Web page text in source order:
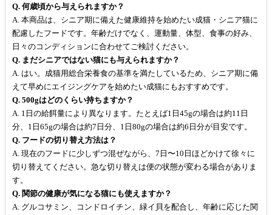
Q. 何歳頃から与えられますか？
A. 本商品は、シニア期に備えた健康維持を始めたい成猫・シニア猫に
配慮したフードです。年齢だけでなく、運動量、体型、食事の好み、
日々のコンディションに合わせてご検討ください。
Q. まだシニアではない猫にも与えられますか？
A. はい。成猫用総合栄養食の基準を満たしているため、シニア期に備
えて早めにエイジングケアを始めたい成猫にもおすすめです。
Q. 500gはどのくらい持ちますか？
A. 1日の給餌量により異なります。たとえば1日45gの場合は約11日
分、1日65gの場合は約7日分、1日80gの場合は約6日分が目安です。
Q. フードの切り替え方法は？
A. 現在のフードに少しずつ混ぜながら、7日〜10日ほどかけて徐々に
切り替えてください。急な切り替えは便の状態が変わる場合がありま
す。
Q. 関節の健康が気になる猫にも使えますか？
A. グルコサミン、コンドロイチン、緑イ貝を配合し、年齢に応じた関